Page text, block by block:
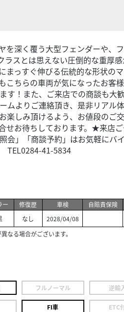
を深く覆う大型フェンダーや、
スとは思えない圧倒的な重厚感
まっすぐ伸びる伝統的な形状の
こちらの車両が気になったお客
す！また、ご来店での商談も大
ムよりご連絡頂き、是非リアル
楽しみ頂けるよう、お値段のご
せお待ちしております。★来店
」「商談予約」はお気軽にバ
41-5834
ー
修復歴
なし
車検
2028/04/08
自賠責保険
なる場合がございます。
フルノーマル 逆輸
FI車 ETC